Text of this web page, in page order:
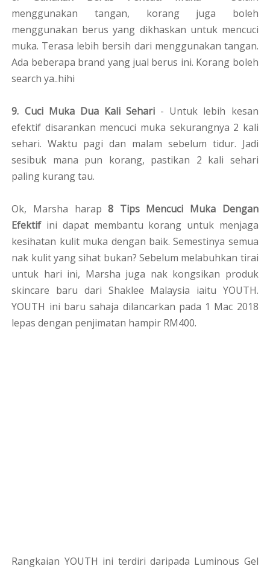
menggunakan tangan, korang juga boleh
menggunakan berus yang dikhaskan untuk mencuci
muka. Terasa lebih bersih dari menggunakan tangan.
Ada beberapa brand yang jual berus ini. Korang boleh
search ya..hihi
9. Cuci Muka Dua Kali Sehari - Untuk lebih kesan
efektif disarankan mencuci muka sekurangnya 2 kali
sehari. Waktu pagi dan malam sebelum tidur. Jadi
sesibuk mana pun korang, pastikan 2 kali sehari
paling kurang tau.
Ok, Marsha harap8 Tips Mencuci Muka Dengan
Efektifini dapat membantu korang untuk menjaga
kesihatan kulit muka dengan baik. Semestinya semua
nak kulit yang sihat bukan? Sebelum melabuhkan tirai
untuk hari ini, Marsha juga nak kongsikan produk
skincare baru dari Shaklee Malaysia iaitu YOUTH.
YOUTH ini baru sahaja dilancarkan pada 1 Mac 2018
lepas dengan penjimatan hampir RM400.
Rangkaian YOUTH ini terdiri daripada Luminous Gel